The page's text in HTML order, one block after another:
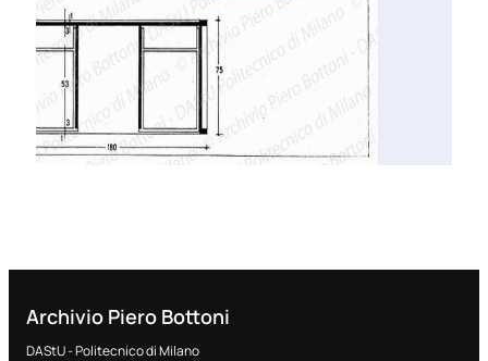
Archivio Piero Bottoni
DAStU - Politecnico di Milano